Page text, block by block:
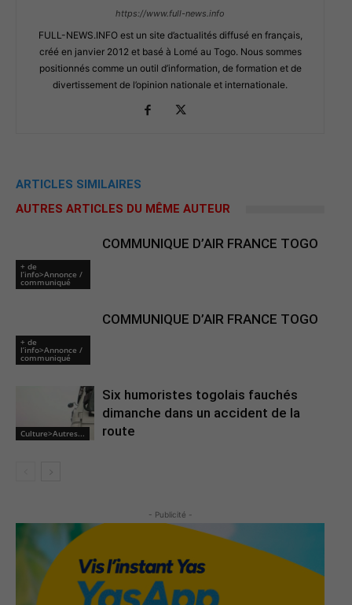
https://www.full-news.info
FULL-NEWS.INFO est un site d’actualités diffusé en français,
créé en janvier 2012 et basé à Lomé au Togo. Nous sommes
positionnés comme un outil d’information, de formation et de
divertissement de l’opinion nationale et internationale.
ARTICLES SIMILAIRES
AUTRES ARTICLES DU MÊME AUTEUR
+ de
l’info>Annonce /
communiqué
COMMUNIQUE D’AIR FRANCE TOGO
+ de
l’info>Annonce /
communiqué
COMMUNIQUE D’AIR FRANCE TOGO
Culture>Autres...
Six humoristes togolais fauchés
dimanche dans un accident de la
route
- Publicité -